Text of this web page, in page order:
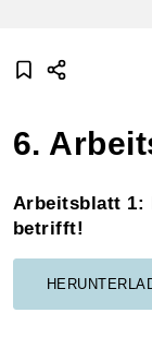
6.
Arbeitsblatt 1:
betrifft!